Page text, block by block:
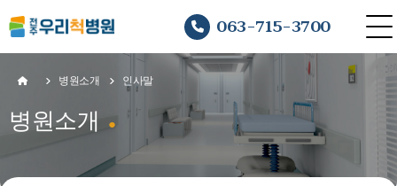
063-715-3700
병원소개 인사말
병원소개